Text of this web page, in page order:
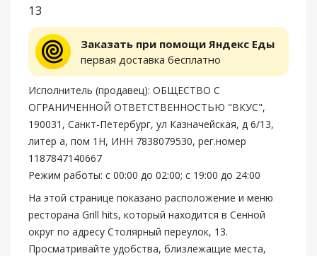
13
Заказать при помощи Яндекс Еды
первая доставка бесплатно
Исполнитель (продавец): ОБЩЕСТВО С
ОГРАНИЧЕННОЙ ОТВЕТСТВЕННОСТЬЮ "ВКУС",
190031, Санкт-Петербург, ул Казначейская, д 6/13,
литер а, пом 1Н, ИНН 7838079530, рег.номер
1187847140667
Режим работы: с 00:00 до 02:00; с 19:00 до 24:00
На этой странице показано расположение и меню
ресторана Grill hits, который находится в Сенной
округ по адресу Столярный переулок, 13.
Просматривайте удобства, близлежащие места,